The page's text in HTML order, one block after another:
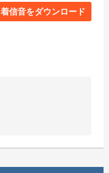
着信音をダウンロード